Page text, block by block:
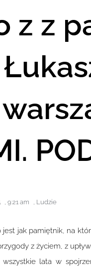
z z
, 9:21 am , Ludzie
jak pamiętnik, na
z życiem, z
lata w